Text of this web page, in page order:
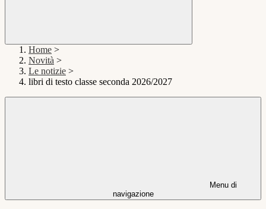
Home >
Novità >
Le notizie >
libri di testo classe seconda 2026/2027
Menu di
navigazione